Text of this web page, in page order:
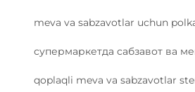
meva va sabzavotlar uchun
супермаркетда сабзавот ва
qoplaqli meva va sabzavotlar